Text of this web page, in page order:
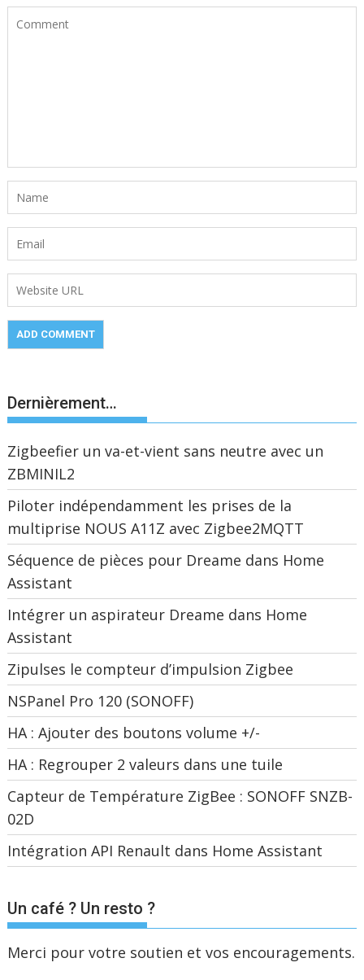
Dernièrement…
Zigbeefier un va-et-vient sans neutre avec un
ZBMINIL2
Piloter indépendamment les prises de la
multiprise NOUS A11Z avec Zigbee2MQTT
Séquence de pièces pour Dreame dans Home
Assistant
Intégrer un aspirateur Dreame dans Home
Assistant
Zipulses le compteur d’impulsion Zigbee
NSPanel Pro 120 (SONOFF)
HA : Ajouter des boutons volume +/-
HA : Regrouper 2 valeurs dans une tuile
Capteur de Température ZigBee : SONOFF SNZB-
02D
Intégration API Renault dans Home Assistant
Un café ? Un resto ?
Merci pour votre soutien et vos encouragements.